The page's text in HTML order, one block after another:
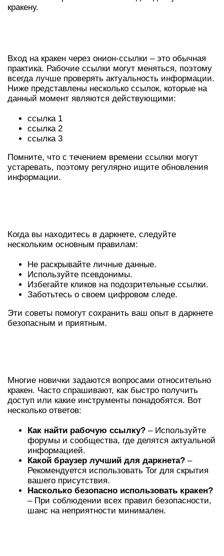
кракену.
Вход на кракен через онион-ссылки – это обычная
практика. Рабочие ссылки могут меняться, поэтому
всегда лучше проверять актуальность информации.
Ниже представлены несколько ссылок, которые на
данный момент являются действующими:
ссылка 1
ссылка 2
ссылка 3
Помните, что с течением времени ссылки могут
устаревать, поэтому регулярно ищите обновления
информации.
Когда вы находитесь в даркнете, следуйте
нескольким основным правилам:
Не раскрывайте личные данные.
Используйте псевдонимы.
Избегайте кликов на подозрительные ссылки.
Заботьтесь о своем цифровом следе.
Эти советы помогут сохранить ваш опыт в даркнете
безопасным и приятным.
Многие новички задаются вопросами относительно
кракен. Часто спрашивают, как быстро получить
доступ или какие инструменты понадобятся. Вот
несколько ответов:
Как найти рабочую ссылку? – Используйте
форумы и сообщества, где делятся актуальной
информацией.
Какой браузер лучший для даркнета? –
Рекомендуется использовать Tor для скрытия
вашего присутствия.
Насколько безопасно использовать кракен?
– При соблюдении всех правил безопасности,
шанс на неприятности минимален.